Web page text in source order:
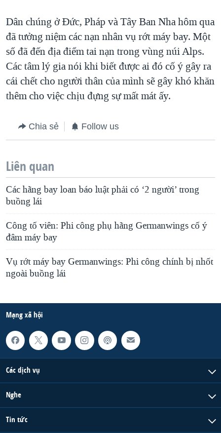
Dân chúng ở Đức, Pháp và Tây Ban Nha hôm qua
đã tưởng niệm các nạn nhân vụ rớt máy bay. Một
số đã đến địa điểm tai nạn trong vùng núi Alps.
Các tâm lý gia nói khi biết được ai đó cố ý gây ra
cái chết cho người thân của mình sẽ gây khó khăn
thêm cho việc chịu đựng sự mất mát ấy.
Chia sẻ Follow us
Liên quan
Các hãng bay loan báo luật phải có ‘2 người’ trong
buồng lái
Công tố viên: Phi công phụ hãng Germanwings cố ý
đâm máy bay
Vụ rớt máy bay Germanwings: Phi công chính bị nhốt
ngoài buồng lái
Mạng xã hội
Các dịch vụ
Nghe
Tin tức